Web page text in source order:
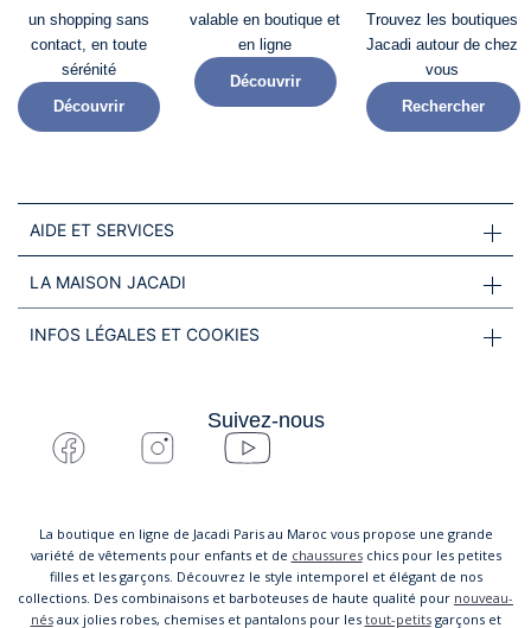
un shopping sans
contact, en toute
sérénité​
Découvrir
valable en boutique et
en ligne
Découvrir
Trouvez les boutiques
Jacadi autour de chez
vous
Rechercher
AIDE ET SERVICES
LA MAISON JACADI
INFOS LÉGALES ET COOKIES
Suivez-nous
La boutique en ligne de Jacadi Paris au Maroc vous propose une grande
variété de vêtements pour enfants et de chaussureschics pour les petites
filles et les garçons. Découvrez le style intemporel et élégant de nos
collections. Des combinaisons et barboteuses de haute qualité pour nouveau-
nésaux jolies robes, chemises et pantalons pour les tout-petitsgarçons et